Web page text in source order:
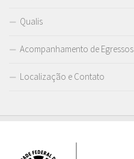
Qualis
Acompanhamento de Egressos
Localização e Contato